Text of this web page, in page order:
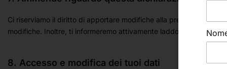
Ci riserviamo il diritto di apportare modifiche alla presente
modifiche. Inoltre, ti informeremo attivamente laddove possibile.
8. Accesso e modifica dei tuoi dati